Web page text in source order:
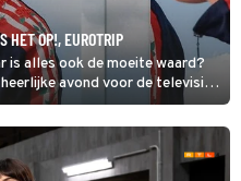
HET OP!, EUROTRIP
is alles ook de moeite waard?
avond voor de televisie
9 augustus 2026. Toch
primetime gids voor het totale
tv is.